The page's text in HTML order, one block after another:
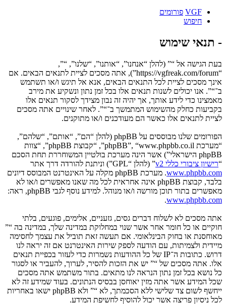
VGF פורומים
חיפוש
- תנאי שימוש
בעת הגישה אל “” (להלן “אנחנו”, “אותנו”, “שלנו”, “”,
“https://vgfreak.com/forum”), אתה מסכים לציית לתנאים הבאים. אם
אינך מסכים לציית לכל התנאים הבאים, אנא אל תיגש ו/או תשתמש
ב־“”. אנו יכולים לשנות תנאים אלו בכל זמן נתון ונשקיע את מירב
מאמצינו כדי לידע אותך, אך יהיה זה נבון מצידך לסקור תנאים אלו
בקביעות כחלק מהשימוש המתמשך ב־“”. לאחר שינויים אתה מסכים
לציית לתנאים אלו כאשר הם מעודכנים ו/או מתוקנים.
הפורומים שלנו מבוססים על phpBB (להלן “הם”, “אותם”, “שלהם”,
“מערכת phpBB”, “www.phpbb.co.il”, “קבוצת phpBB”, “צוות
phpBB הישראלי”) אשר הינה מערכת בולטיין המשוחררת תחת הסכם
“רישיון ציבורי כללי v2
” (להלן “GPL”) וניתנת להורדה דרך אתר
www.phpbb.com
. מערכת phpBB מקלה על האינטרנט המבוסס דיונים
בלבד, קבוצת phpBB אינה אחראית לכל מה שאנו מאפשרים ו/או לא
מאפשרים בתור תוכן מורשה ו/או מנוהל. למידע נוסף לגבי phpBB, ראה:
www.phpbb.com
.
אתה מסכים לא לשלוח דברים גסים, גזעניים, אלימים, פוגעים, בלתי
חוקיים או כל חומר אחר אשר שנוי במחלוקת במדינה שלך, במדינה בה “”
מאוחסנת או בחוק הבינלאומי. אם תעשה זאת תוביל את עצמך לחסימה
מיידית ולצמיתות, עם הודעה לספק שירות האינטרנט אם זה יראה לנו
דרוש. כתובות ה־IP של כל ההודעות נשמרות כדי לעזור בכפיית תנאים
אלו. אתה מסכים של “” יש את הזכות להסיר, לערוך, להעביר או לסגור
כל נושא בכל זמן נתון הנראה לנו מתאים. בתור משתמש אתה מסכים
שכל המידע אשר אתה מזין יאוחסן בבסיס הנתונים. בעוד שמידע זה לא
ייחשף לשום צד שלישי ללא הסכמתך, לא “” ולא phpBB ישאו באחריות
לכל ניסיון פריצה אשר יכול להוסיף לחשיפת המידע.